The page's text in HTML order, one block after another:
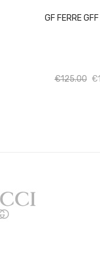
GF FERRE
€125.00 €